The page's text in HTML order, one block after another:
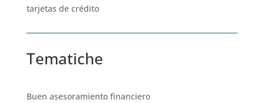
tarjetas de crédito
Tematiche
Buen asesoramiento financiero